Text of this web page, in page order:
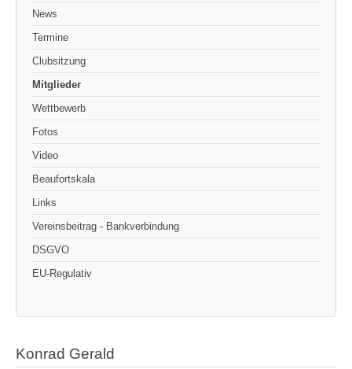
News
Termine
Clubsitzung
Mitglieder
Wettbewerb
Fotos
Video
Beaufortskala
Links
Vereinsbeitrag - Bankverbindung
DSGVO
EU-Regulativ
Konrad Gerald